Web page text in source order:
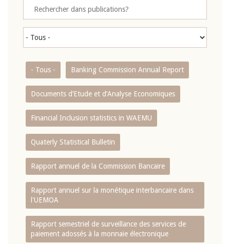
- Tous - Banking Commission Annual Report
Documents d’Etude et d’Analyse Economiques
Financial Inclusion statistics in WAEMU
Quaterly Statistical Bulletin
Rapport annuel de la Commission Bancaire
Rapport annuel sur la monétique interbancaire dans
l'UEMOA
Rapport semestriel de surveillance des services de
paiement adossés à la monnaie électronique